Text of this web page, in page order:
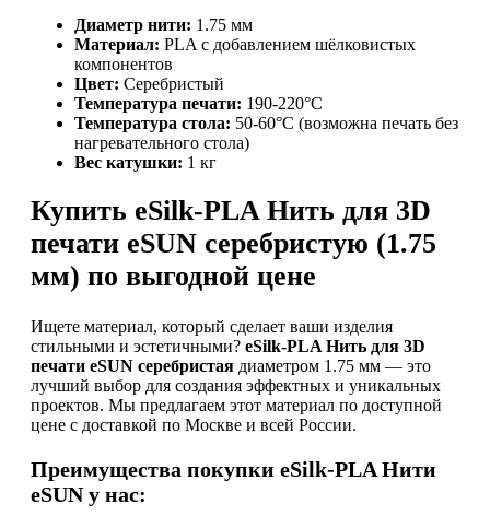
Диаметр нити: 1.75 мм
Материал: PLA с добавлением шёлковистых
компонентов
Цвет: Серебристый
Температура печати: 190-220°C
Температура стола: 50-60°C (возможна печать без
нагревательного стола)
Вес катушки: 1 кг
Купить eSilk-PLA Нить для 3D
печати eSUN серебристую (1.75
мм) по выгодной цене
Ищете материал, который сделает ваши изделия
стильными и эстетичными? eSilk-PLA Нить для 3D
печати eSUN серебристая диаметром 1.75 мм — это
лучший выбор для создания эффектных и уникальных
проектов. Мы предлагаем этот материал по доступной
цене с доставкой по Москве и всей России.
Преимущества покупки eSilk-PLA Нити
eSUN у нас: